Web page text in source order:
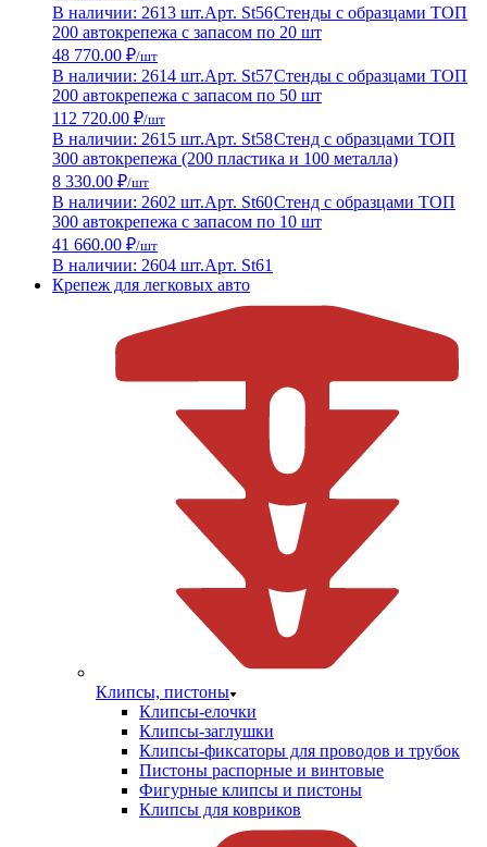
В наличии: 2613 шт.Арт. St56Стенды с образцами ТОП
200 автокрепежа с запасом по 20 шт
48 770.00 ₽/шт
В наличии: 2614 шт.Арт. St57Стенды с образцами ТОП
200 автокрепежа с запасом по 50 шт
112 720.00 ₽/шт
В наличии: 2615 шт.Арт. St58Стенд с образцами ТОП
300 автокрепежа (200 пластика и 100 металла)
8 330.00 ₽/шт
В наличии: 2602 шт.Арт. St60Стенд с образцами ТОП
300 автокрепежа с запасом по 10 шт
41 660.00 ₽/шт
В наличии: 2604 шт.Арт. St61
Крепеж для легковых авто
Клипсы, пистоны
Клипсы-елочки
Клипсы-заглушки
Клипсы-фиксаторы для проводов и трубок
Пистоны распорные и винтовые
Фигурные клипсы и пистоны
Клипсы для ковриков